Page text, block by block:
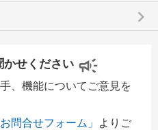
keyboard_arrow_right
かせください
、機能についてご意見を
お問合せフォーム」
よりご